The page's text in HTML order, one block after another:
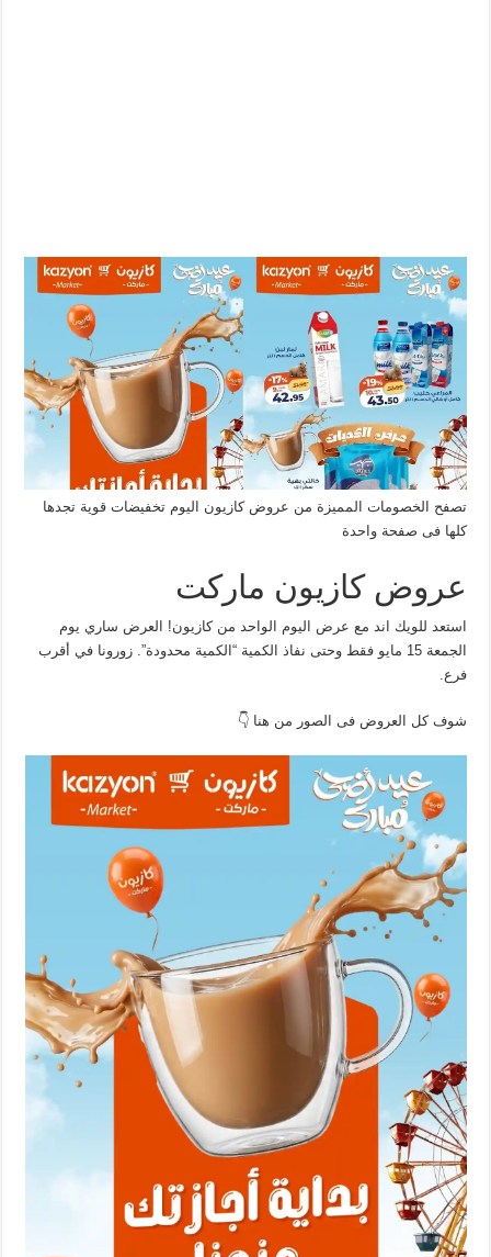
تصفح الخصومات المميزة من عروض كازيون اليوم تخفيضات قوية تجدها
كلها فى صفحة واحدة
عروض كازيون ماركت
استعد للويك اند مع عرض اليوم الواحد من كازيون! العرض ساري يوم
الجمعة 15 مايو فقط وحتى نفاذ الكمية “الكمية محدودة”. زورونا في أقرب
فرع.
شوف كل العروض فى الصور من هنا 👇